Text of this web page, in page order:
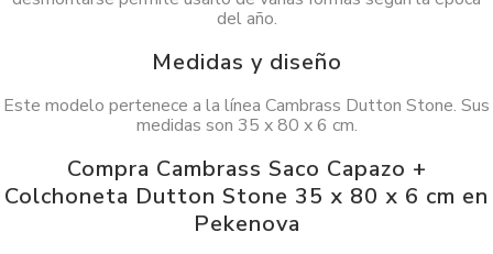
del año.
Medidas y diseño
Este modelo pertenece a la línea Cambrass Dutton Stone. Sus
medidas son 35 x 80 x 6 cm.
Compra Cambrass Saco Capazo +
Colchoneta Dutton Stone 35 x 80 x 6 cm en
Pekenova